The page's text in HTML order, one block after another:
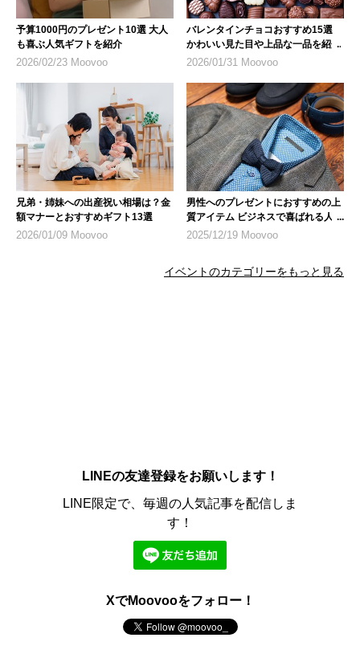
予算1000円のプレゼント10選 大人
も喜ぶ人気ギフトを紹介
2026/02/23 Moovoo
バレンタインチョコおすすめ15選
かわいい見た目や上品な一品を紹介
2026/01/31 Moovoo
兄弟・姉妹への出産祝い相場は？金
額マナーとおすすめギフト13選
2026/01/09 Moovoo
男性へのプレゼントにおすすめの上
質アイテム ビジネスで喜ばれる人気
商品
2025/12/19 Moovoo
イベントのカテゴリーをもっと見る
LINEの友達登録をお願いします！
LINE限定で、毎週の人気記事を配信しま
す！
XでMoovooをフォロー！